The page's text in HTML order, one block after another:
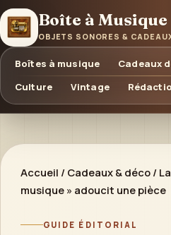
Boîte à Musique
OBJETS SONORES &
Boîtes à musique Cadeaux
Culture
Vintage
Accueil / Cadeaux & déco /
musique » adoucit une pièce
GUIDE ÉDITORIAL